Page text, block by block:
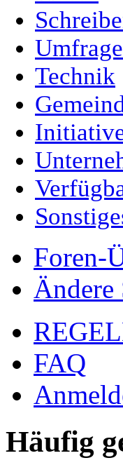
Technik
Foren-
Ändere
FAQ
Häufig